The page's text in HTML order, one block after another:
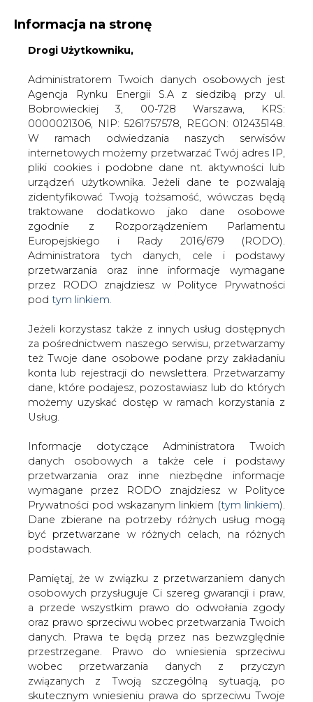
KONTAKT:
WYDAWCA PORTALU:
WYSOKI KONTRAST WIELKOŚĆ TEKSTU A A
ZALOGUJ SIĘ
WŁĄCZ CIRE.TV
Informacja na stronę
Drogi Użytkowniku,
Administratorem Twoich danych osobowych jest
Agencja Rynku Energii S.A z siedzibą przy ul.
Bobrowieckiej 3, 00-728 Warszawa, KRS:
0000021306, NIP: 5261757578, REGON: 012435148.
W ramach odwiedzania naszych serwisów
internetowych możemy przetwarzać Twój adres IP,
pliki cookies i podobne dane nt. aktywności lub
urządzeń użytkownika. Jeżeli dane te pozwalają
zidentyfikować Twoją tożsamość, wówczas będą
traktowane dodatkowo jako dane osobowe
zgodnie z Rozporządzeniem Parlamentu
Europejskiego i Rady 2016/679 (RODO).
Administratora tych danych, cele i podstawy
przetwarzania oraz inne informacje wymagane
przez RODO znajdziesz w Polityce Prywatności
pod tym linkiem.
Jeżeli korzystasz także z innych usług dostępnych
za pośrednictwem naszego serwisu, przetwarzamy
też Twoje dane osobowe podane przy zakładaniu
konta lub rejestracji do newslettera. Przetwarzamy
dane, które podajesz, pozostawiasz lub do których
możemy uzyskać dostęp w ramach korzystania z
Usług.
Informacje dotyczące Administratora Twoich
danych osobowych a także cele i podstawy
przetwarzania oraz inne niezbędne informacje
wymagane przez RODO znajdziesz w Polityce
Prywatności pod wskazanym linkiem (tym linkiem).
Dane zbierane na potrzeby różnych usług mogą
być przetwarzane w różnych celach, na różnych
podstawach.
Pamiętaj, że w związku z przetwarzaniem danych
osobowych przysługuje Ci szereg gwarancji i praw,
a przede wszystkim prawo do odwołania zgody
oraz prawo sprzeciwu wobec przetwarzania Twoich
danych. Prawa te będą przez nas bezwzględnie
przestrzegane. Prawo do wniesienia sprzeciwu
wobec przetwarzania danych z przyczyn
związanych z Twoją szczególną sytuacją, po
skutecznym wniesieniu prawa do sprzeciwu Twoje
Strona główna
SERWIS INFORMACYJNY CIRE
EdF. Mniejszy zarząd
2003-02-26 00:00
skomentuj
udostępnij:
EdF. Mniejszy zarząd
EDF ogłosił o zmniejszeniu o połowę
liczebności zarządu.
Zarząd będzie składać się z prezesa Francoisa Roussely i
3 członków zamiast 8-osobowego składu wcześniej